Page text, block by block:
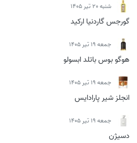
شنبه 20 تیر 1405
گورجس گاردنیا ارکید
جمعه 19 تیر 1405
هوگو بوس باتلد ابسولو
جمعه 19 تیر 1405
انجلز شیر پارادایس
جمعه 19 تیر 1405
دسیژن